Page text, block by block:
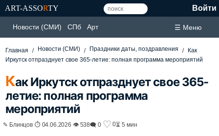
ART-ASSORTY Войти
Новости (СМИ) СПб Арт ☰ Меню
Главная Новости (СМИ) Праздники даты, поздравления
Как
Иркутск отпразднует свое 365-летие: полная программа мероприятий
Как Иркутск отпразднует свое 365-
летие: полная программа
мероприятий
✎ Блинцов ⏱ 04.06.2026 👁 538🗨 0 ♡ 0⏳ 5 мин